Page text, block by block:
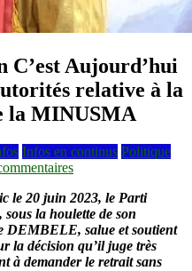
Aujourd’hui
relative à la
la MINUSMA
Infos en continus Politique
sur
le
Parti
Demain
C’est
Aujourd’hui
le 20 juin 2023, le Parti
la houlette de son
DEMBELE, salue et soutient
la décision qu’il juge très
à demander le retrait sans